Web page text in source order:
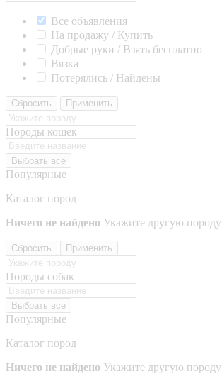
Все объявления
На продажу / Купить
Добрые руки / Взять бесплатно
Вязка
Потерялись / Найдены
Сбросить Применить
Породы кошек
Выбрать все
Популярные
Каталог пород
Ничего не найдено Укажите другую породу
Сбросить Применить
Породы собак
Выбрать все
Популярные
Каталог пород
Ничего не найдено Укажите другую породу